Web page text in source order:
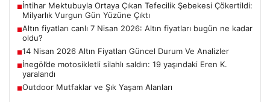
■İntihar Mektubuyla Ortaya Çıkan Tefecilik Şebekesi Çökertildi:
Milyarlık Vurgun Gün Yüzüne Çıktı
■Altın fiyatları canlı 7 Nisan 2026: Altın fiyatları bugün ne kadar
oldu?
■14 Nisan 2026 Altın Fiyatları Güncel Durum Ve Analizler
■İnegöl’de motosikletli silahlı saldırı: 19 yaşındaki Eren K.
yaralandı
■Outdoor Mutfaklar ve Şık Yaşam Alanları